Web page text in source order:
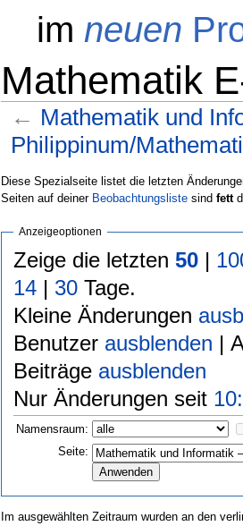
im neuen
Mathematik
← Mathematik und
Philippinum/
Diese Spezialseite listet die letzten
Seiten auf deiner Beobachtungsliste sind fett
Anzeigeoptionen
Zeige die letzten 50|
14| 30Tage.
Kleine Änderungen
Benutzer ausblenden |
Beiträge ausblenden
Nur Änderungen seit
Namensraum:
Seite:
Im ausgewählten Zeitraum wurden an den